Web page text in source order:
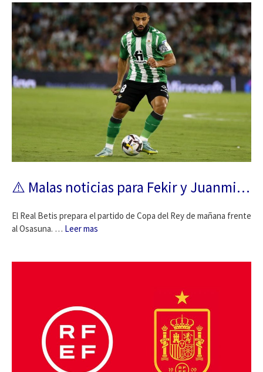
⚠️ Malas noticias para Fekir y Juanmi…
El Real Betis prepara el partido de Copa del Rey de mañana frente
al Osasuna. … Leer mas